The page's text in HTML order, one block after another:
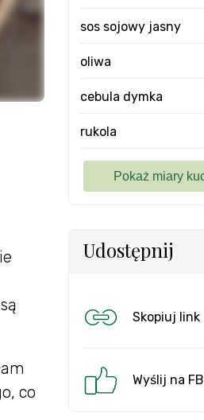
co
sos sojowy jasny
oliwa
cebula dymka
rukola
Udostępnij
Skopiuj link
Wyślij na FB